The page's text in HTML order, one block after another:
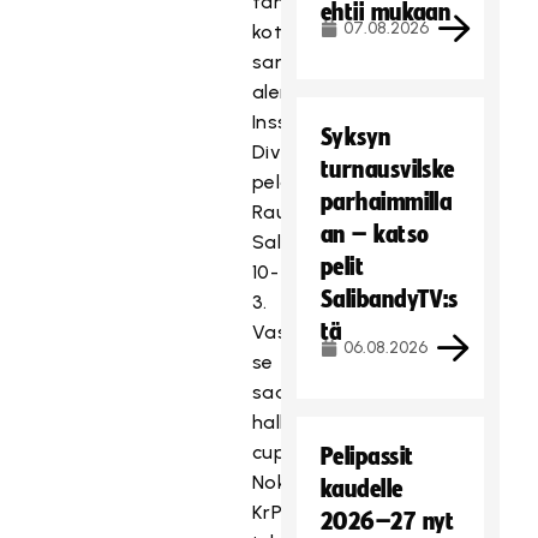
kotonaan
sarjaa
alempana
Inssi-
Divarissa
pelaavan
Rauman
SalBan
10-
3.
Vastaansa
se
saa
hallitsevan
cupmestarin
Nokian
KrP:n,
ehtii mukaan
07.08.2026
Syksyn
turnausvilske
parhaimmilla
an – katso
pelit
SalibandyTV:s
tä
06.08.2026
Pelipassit
kaudelle
2026–27 nyt